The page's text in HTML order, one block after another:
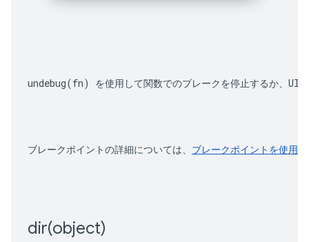
undebug(fn) を使用して関数でのブレークを停止するか、UI
ブレークポイントの詳細については、 ブレークポイントを使用
dir(object)